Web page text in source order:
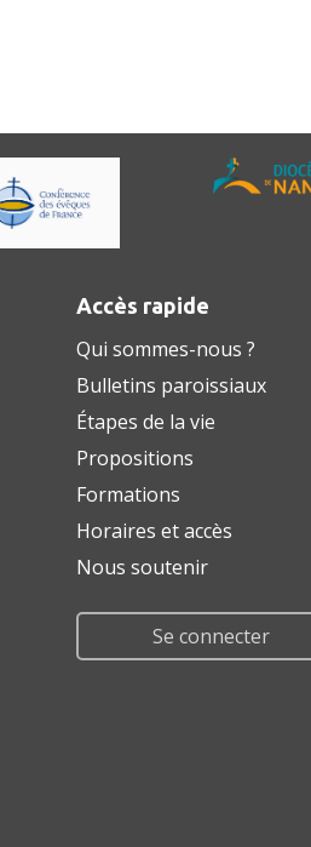
Accès rapide
Qui sommes-nous ?
Bulletins paroissiaux
Étapes de la vie
Propositions
Formations
Horaires et accès
Nous soutenir
Se connecter